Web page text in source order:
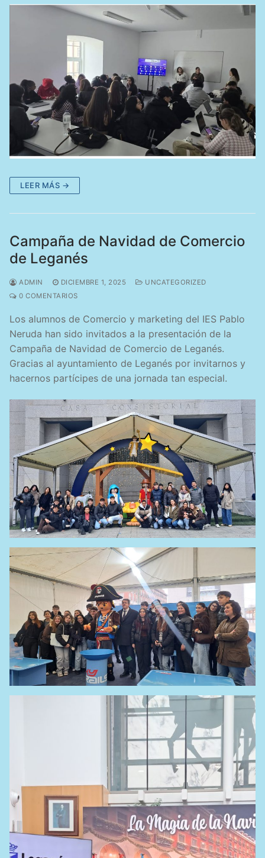
LEER MÁS →
Campaña de Navidad de Comercio
de Leganés
ADMIN DICIEMBRE 1, 2025
UNCATEGORIZED
0 COMENTARIOS
Los alumnos de Comercio y marketing del IES Pablo
Neruda han sido invitados a la presentación de la
Campaña de Navidad de Comercio de Leganés.
Gracias al ayuntamiento de Leganés por invitarnos y
hacernos partícipes de una jornada tan especial.